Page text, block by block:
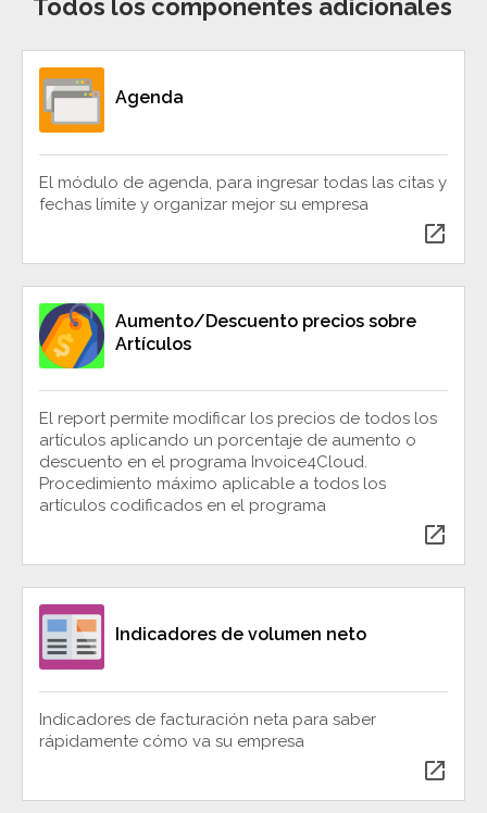
Todos los componentes adicionales
Agenda
El módulo de agenda, para ingresar todas las citas y
fechas límite y organizar mejor su empresa
open_in_new
Aumento/Descuento precios sobre
Artículos
El report permite modificar los precios de todos los
artículos aplicando un porcentaje de aumento o
descuento en el programa Invoice4Cloud.
Procedimiento máximo aplicable a todos los
artículos codificados en el programa
open_in_new
Indicadores de volumen neto
Indicadores de facturación neta para saber
rápidamente cómo va su empresa
open_in_new